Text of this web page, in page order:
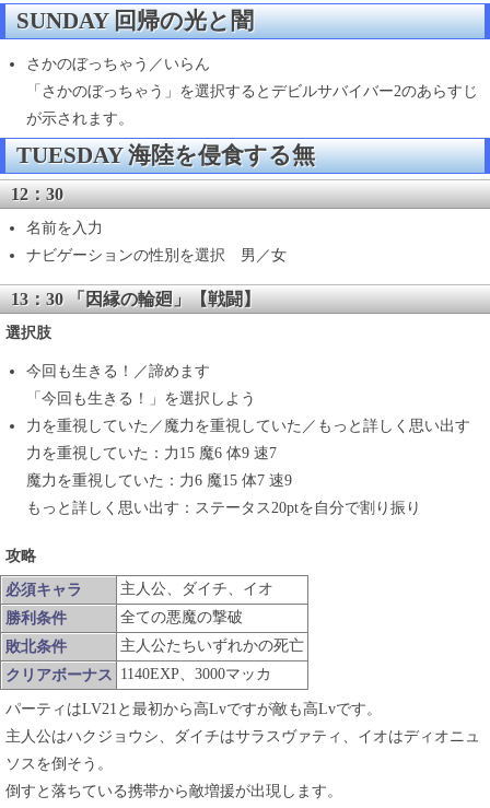
SUNDAY 回帰の光と闇
さかのぼっちゃう／いらん
「さかのぼっちゃう」を選択するとデビルサバイバー2のあらすじ
が示されます。
TUESDAY 海陸を侵食する無
12：30
名前を入力
ナビゲーションの性別を選択 男／女
13：30 「因縁の輪廻」【戦闘】
選択肢
今回も生きる！／諦めます
「今回も生きる！」を選択しよう
力を重視していた／魔力を重視していた／もっと詳しく思い出す
力を重視していた：力15 魔6 体9 速7
魔力を重視していた：力6 魔15 体7 速9
もっと詳しく思い出す：ステータス20ptを自分で割り振り
攻略
必須キャラ
主人公、ダイチ、イオ
勝利条件
全ての悪魔の撃破
敗北条件
主人公たちいずれかの死亡
クリアボーナス 1140EXP、3000マッカ
パーティはLV21と最初から高Lvですが敵も高Lvです。
主人公はハクジョウシ、ダイチはサラスヴァティ、イオはディオニュ
ソスを倒そう。
倒すと落ちている携帯から敵増援が出現します。